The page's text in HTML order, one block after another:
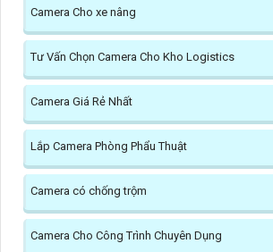
Camera Cho xe nâng
Tư Vấn Chọn Camera Cho Kho Logistics
Camera Giá Rẻ Nhất
Lắp Camera Phòng Phẩu Thuật
Camera có chống trộm
Camera Cho Công Trình Chuyên Dụng